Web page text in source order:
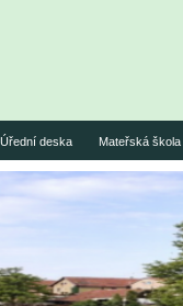
Úřední deska Mateřská škola